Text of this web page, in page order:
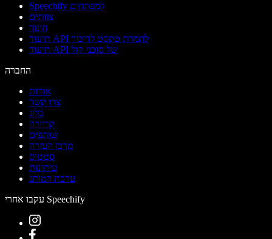
Speechify למפתחים
צוותים
חינוך
תיעוד API להמרת טקסט לדיבור
תיעוד API של סוכני קול
החברה
אודות
צרו קשר
בלוג
קריירה
שותפים
מרכז העזרה
סטטוס
עיתונות
ערכת המותג
עקבו אחרי Speechify